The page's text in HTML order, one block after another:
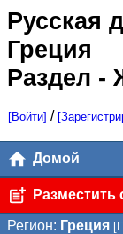
Русская
Греция
Раздел -
[Войти] /
Домой
Регион: Греция